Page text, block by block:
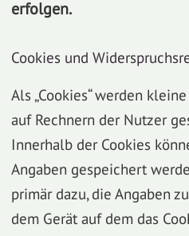
erfolgen.
Cookies und
Als „Cookies“ werden
auf Rechnern der Nutzer
Innerhalb der Cookies
Angaben gespeichert
primär dazu, die Angaben
dem Gerät auf dem das